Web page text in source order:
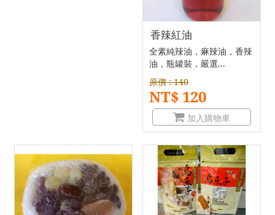
香辣紅油
全素純辣油，麻辣油，香辣
油，瓶罐裝，嚴選...
原價 : 140
NT$ 120
加入購物車